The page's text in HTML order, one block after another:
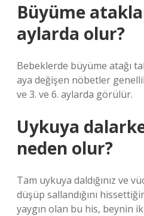
Büyüme
aylarda olur?
Bebeklerde büyüme atağı
aya değişen nöbetler
ve 3. ve 6. aylarda görülür.
Uykuya
neden olur?
Tam uykuya daldığınız ve
düşüp sallandığını
yaygın olan bu his, beynin